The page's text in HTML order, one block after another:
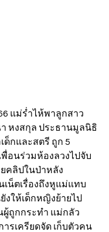
แม่ร่ำไห้พาลูกสาว
หงสกุล ประธานมูลนิธิ
ด็กและสตรี ถูก 5
พื่อนร่วมห้องลวงไปจับ
คลิปในป่าหลัง
เน็ตเรื่องถึงหูแม่แทบ
งให้เด็กหญิงย้ายไป
ผู้ถูกกระทำ แม่กลัว
รเครียดจัด เก็บตัวคน